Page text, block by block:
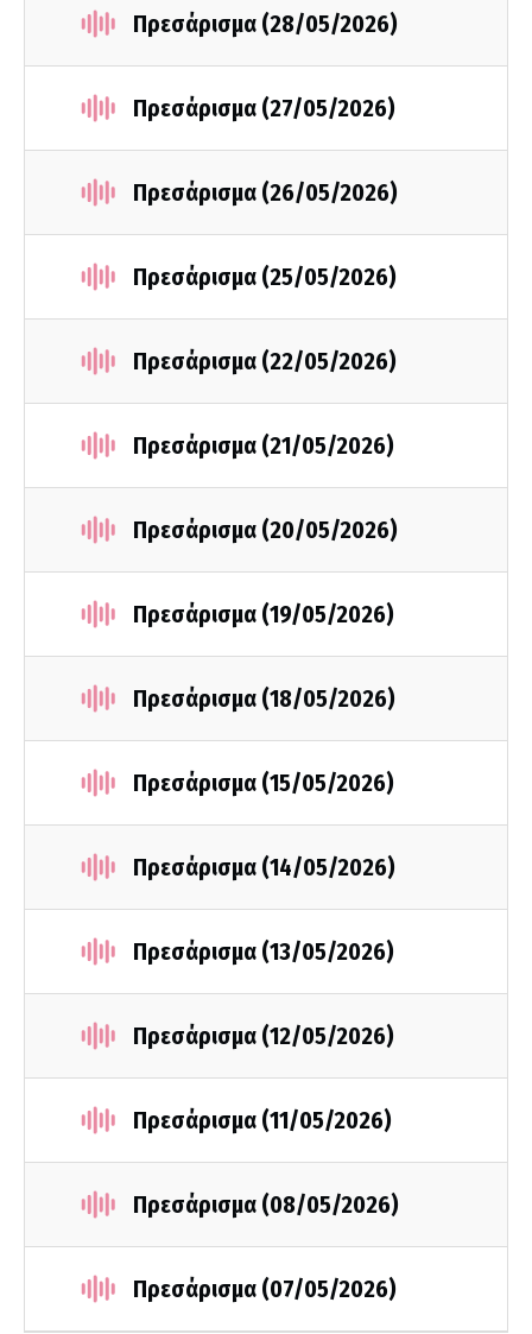
Πρεσάρισμα (28/05/2026)
Πρεσάρισμα (27/05/2026)
Πρεσάρισμα (26/05/2026)
Πρεσάρισμα (25/05/2026)
Πρεσάρισμα (22/05/2026)
Πρεσάρισμα (21/05/2026)
Πρεσάρισμα (20/05/2026)
Πρεσάρισμα (19/05/2026)
Πρεσάρισμα (18/05/2026)
Πρεσάρισμα (15/05/2026)
Πρεσάρισμα (14/05/2026)
Πρεσάρισμα (13/05/2026)
Πρεσάρισμα (12/05/2026)
Πρεσάρισμα (11/05/2026)
Πρεσάρισμα (08/05/2026)
Πρεσάρισμα (07/05/2026)